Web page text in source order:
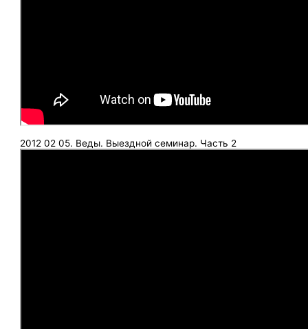
2012 02 05. Веды. Выездной семинар. Часть 2